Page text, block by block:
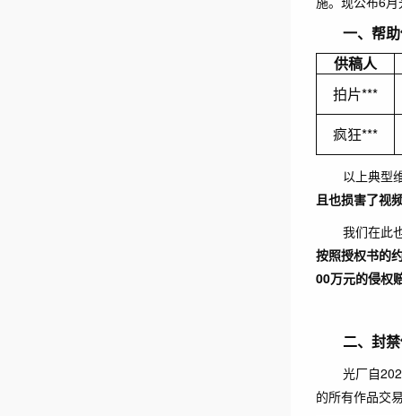
一、帮
供稿人
拍片***
疯狂***
以上典型
且也损害了视
我们在此
按照授权书的
00万元的侵权
二、封
光厂自
的所有作品交